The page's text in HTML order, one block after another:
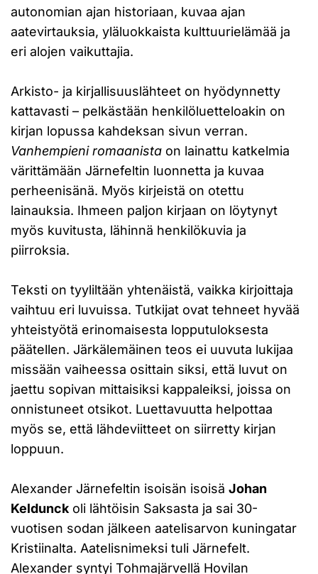
autonomian ajan historiaan, kuvaa ajan
aatevirtauksia, yläluokkaista kulttuurielämää ja
eri alojen vaikuttajia.
Arkisto- ja kirjallisuuslähteet on hyödynnetty
kattavasti – pelkästään henkilöluetteloakin on
kirjan lopussa kahdeksan sivun verran.
Vanhempieni romaanista on lainattu katkelmia
värittämään Järnefeltin luonnetta ja kuvaa
perheenisänä. Myös kirjeistä on otettu
lainauksia. Ihmeen paljon kirjaan on löytynyt
myös kuvitusta, lähinnä henkilökuvia ja
piirroksia.
Teksti on tyyliltään yhtenäistä, vaikka kirjoittaja
vaihtuu eri luvuissa. Tutkijat ovat tehneet hyvää
yhteistyötä erinomaisesta lopputuloksesta
päätellen. Järkälemäinen teos ei uuvuta lukijaa
missään vaiheessa osittain siksi, että luvut on
jaettu sopivan mittaisiksi kappaleiksi, joissa on
onnistuneet otsikot. Luettavuutta helpottaa
myös se, että lähdeviitteet on siirretty kirjan
loppuun.
Alexander Järnefeltin isoisän isoisä Johan
Keldunck oli lähtöisin Saksasta ja sai 30-
vuotisen sodan jälkeen aatelisarvon kuningatar
Kristiinalta. Aatelisnimeksi tuli Järnefelt.
Alexander syntyi Tohmajärvellä Hovilan